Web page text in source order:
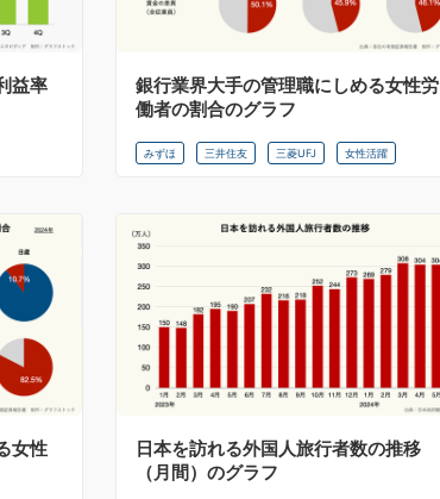
益率
銀行業界大手の管理職にしめる女性労
働者の割合のグラフ
みずほ 三井住友 三菱UFJ 女性活躍
女性
日本を訪れる外国人旅行者数の推移
（月間）のグラフ